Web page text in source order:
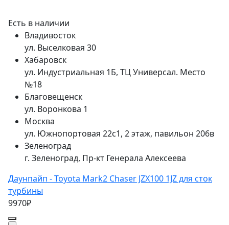
Есть в наличии
Владивосток
ул. Выселковая 30
Хабаровск
ул. Индустриальная 1Б, ТЦ Универсал. Место
№18
Благовещенск
ул. Воронкова 1
Москва
ул. Южнопортовая 22с1, 2 этаж, павильон 206в
Зеленоград
г. Зеленоград, Пр-кт Генерала Алексеева
Даунпайп - Toyota Mark2 Chaser JZX100 1JZ для сток
турбины
9970₽